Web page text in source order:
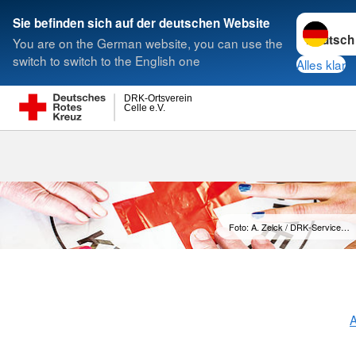
Sie befinden sich auf der deutschen Website
You are on the German website, you can use the
switch to switch to the English one
Sprache
Alles klar
Celle e.V.
DRK-Ortsverein
Suche
Foto: A. Zelck / DRK-Service…